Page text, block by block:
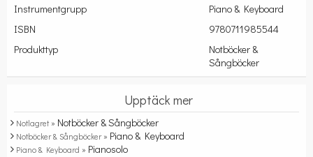
Instrumentgrupp
Piano & Keyboard
ISBN
9780711985544
Produkttyp
Notböcker &
Sångböcker
Upptäck mer
Notlagret » Notböcker & Sångböcker
Notböcker & Sångböcker » Piano & Keyboard
Piano & Keyboard » Pianosolo